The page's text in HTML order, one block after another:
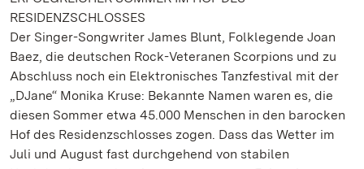
RESIDENZSCHLOSSES
Der Singer-Songwriter James Blunt, Folklegende Joan
Baez, die deutschen Rock-Veteranen Scorpions und zu
Abschluss noch ein Elektronisches Tanzfestival mit der
„DJane“ Monika Kruse: Bekannte Namen waren es, die
diesen Sommer etwa 45.000 Menschen in den barocken
Hof des Residenzschlosses zogen. Dass das Wetter im
Juli und August fast durchgehend von stabilen